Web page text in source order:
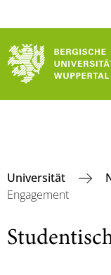
Universität
Engagement